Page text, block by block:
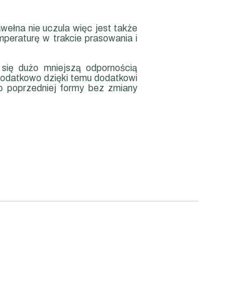
nie uczula więc jest także
w trakcie prasowania i
dużo mniejszą odpornością
dzięki temu dodatkowi
poprzedniej formy bez zmiany